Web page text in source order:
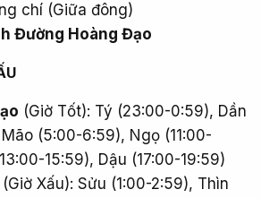
chí (Giữa đông)
Đường Hoàng Đạo
(Giờ Tốt): Tý (23:00-0:59), Dần
(5:00-6:59), Ngọ (11:00-
15:59), Dậu (17:00-19:59)
(Giờ Xấu): Sửu (1:00-2:59), Thìn